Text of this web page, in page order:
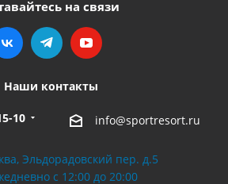
на связи
Наши контакты
10 info@sportresort.ru
Эльдорадовский пер. д.5
с 12:00 до 20:00